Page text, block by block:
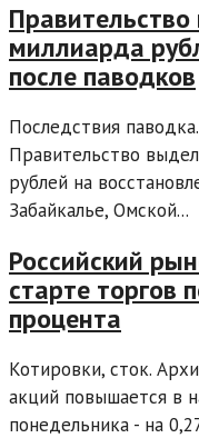
миллиарда
после паводков
Последствия
Правительство
рублей на
Забайкалье, Омской...
Российский
старте торгов
процента
Котировки, сток.
акций повышается в
понедельника - на